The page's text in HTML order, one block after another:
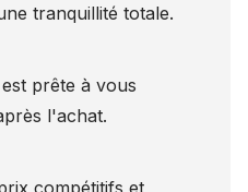
tranquillité totale.
prête à vous
l'achat.
compétitifs et